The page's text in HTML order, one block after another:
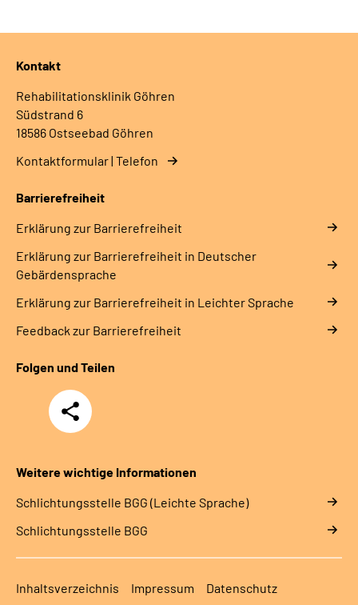
Kontakt
Rehabilitationsklinik Göhren
Südstrand 6
18586 Ostseebad Göhren
Kontaktformular | Telefon
Barrierefreiheit
Erklärung zur Barrierefreiheit
Erklärung zur Barrierefreiheit in Deutscher
Gebärdensprache
Erklärung zur Barrierefreiheit in Leichter Sprache
Feedback zur Barrierefreiheit
Folgen und Teilen
Teilen
Weitere wichtige Informationen
Schlich­tungs­stel­le BGG (Leichte Sprache)
Schlich­tungs­stel­le BGG
Inhaltsverzeichnis Impressum Datenschutz